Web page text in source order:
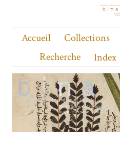
Accueil Collections
Recherche
Index